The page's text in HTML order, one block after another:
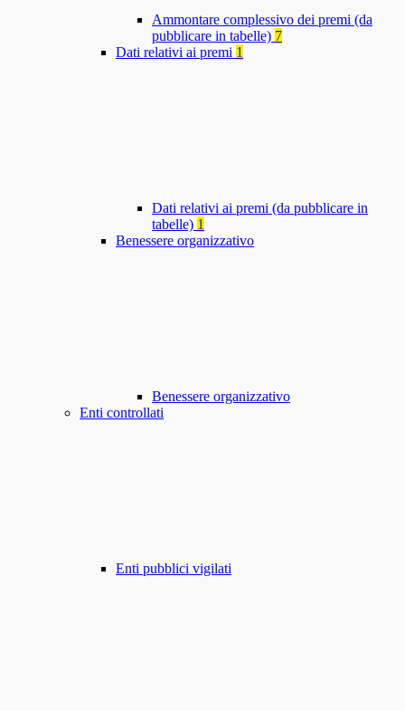
Ammontare complessivo dei premi (da
pubblicare in tabelle) 7
Dati relativi ai premi 1
Dati relativi ai premi (da pubblicare in
tabelle) 1
Benessere organizzativo
Benessere organizzativo
Enti controllati
Enti pubblici vigilati